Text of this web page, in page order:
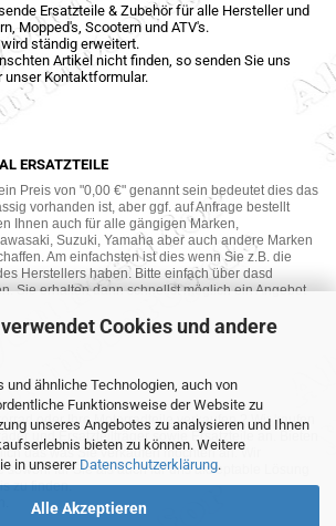
Cookies und andere
und ähnliche Technologien, auch von
Funktionsweise der Website zu
unseres Angebotes zu analysieren und Ihnen
bieten zu können. Weitere
in unserer Datenschutzerklärung.
Alle Akzeptieren
Ersatzteile & Zubehör für alle Hersteller und
Mopped's, Scootern und ATV's.
ständig erweitert.
Artikel nicht finden, so senden Sie uns
unser Kontaktformular.
ERSATZTEILE
Preis von "0,00 €" genannt sein bedeutet dies das
vorhanden ist, aber ggf. auf Anfrage bestellt
Ihnen auch für alle gängigen Marken,
Suzuki, Yamaha aber auch andere Marken
Am einfachsten ist dies wenn Sie z.B. die
Herstellers haben. Bitte einfach über dasd
Sie erhalten dann schnellst möglich ein Angebot
oder Ihre Motorradteile verkaufen ? Wir kaufen
und Ersatzteilträger sowie Ersatzteile an. Bieten
das was Sie verkaufen möchten an. Wir
für Sie als auch für uns akzeptable Lösung
zu finden.